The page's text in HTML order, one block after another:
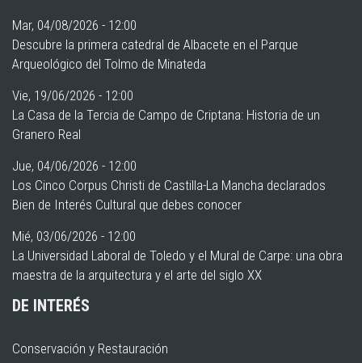
Mar, 04/08/2026 - 12:00
Descubre la primera catedral de Albacete en el Parque
Arqueológico del Tolmo de Minateda
Vie, 19/06/2026 - 12:00
La Casa de la Tercia de Campo de Criptana: Historia de un
Granero Real
Jue, 04/06/2026 - 12:00
Los Cinco Corpus Christi de Castilla-La Mancha declarados
Bien de Interés Cultural que debes conocer
Mié, 03/06/2026 - 12:00
La Universidad Laboral de Toledo y el Mural de Carpe: una obra
maestra de la arquitectura y el arte del siglo XX
DE INTERÉS
Conservación y Restauración